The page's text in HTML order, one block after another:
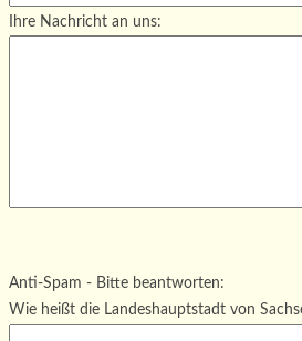
Ihre Nachricht an uns:
Bitte lasse dieses Feld leer.
Anti-Spam - Bitte beantworten:
Wie heißt die Landeshauptstadt von